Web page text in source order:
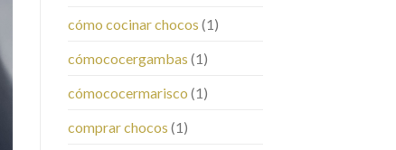
cómo cocinar chocos (1)
cómococergambas (1)
cómococermarisco (1)
comprar chocos (1)